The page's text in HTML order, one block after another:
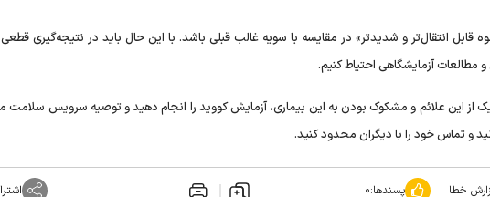
قابل انتقال‌تر و شدیدتر» در مقایسه با سویه غالب قبلی باشد. با این حال باید در نتیجه‌گیری
مطالعات آزمایشگاهی احتیاط کنیم.
این علائم و مشکوک بودن به این بیماری، آزمایش کووید را انجام دهید و توصیه سرویس سلامت
و تماس خود را با دیگران محدود کنید.
خطا پسندها:۰